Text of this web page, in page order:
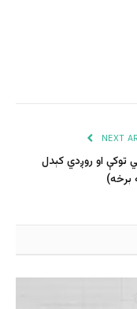
NEXT
توکې او روږدي کېدل
برخه)